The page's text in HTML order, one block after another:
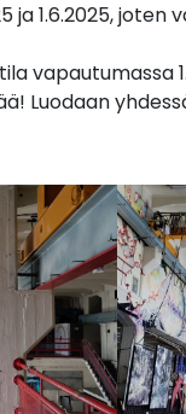
ja 1.6.2025,
vapautumassa
Luodaan